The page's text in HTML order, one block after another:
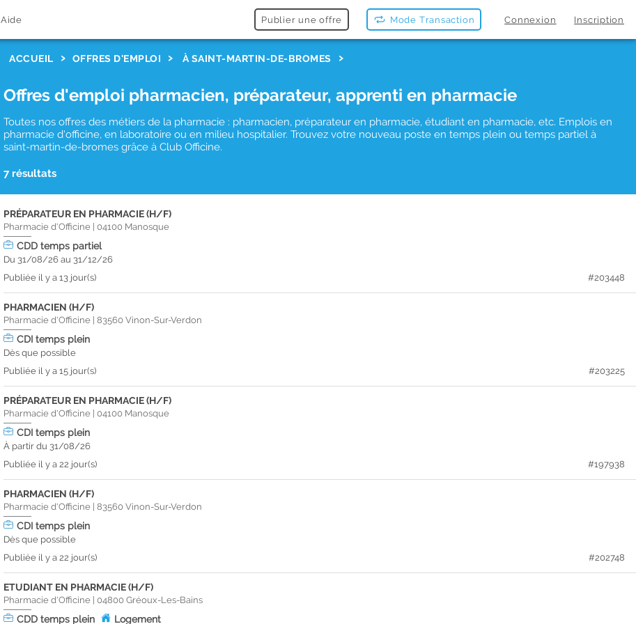
Aide Publier une offre Mode Transaction Connexion Inscription
ACCUEIL OFFRES D'EMPLOI À SAINT-MARTIN-DE-BROMES
Offres d'emploi pharmacien, préparateur, apprenti en pharmacie
Toutes nos offres des métiers de la pharmacie : pharmacien, préparateur en pharmacie, étudiant en pharmacie, etc. Emplois en
pharmacie d'officine, en laboratoire ou en milieu hospitalier. Trouvez votre nouveau poste en temps plein ou temps partiel à
saint-martin-de-bromes grâce à Club Officine.
7 résultats
PRÉPARATEUR EN PHARMACIE (H/F)
Pharmacie d'Officine |04100 Manosque
CDDtemps partiel
Du 31/08/26 au 31/12/26
Publiée il y a 13 jour(s)
#203448
PHARMACIEN (H/F)
Pharmacie d'Officine |83560Vinon-Sur-Verdon
CDItemps plein
Dès que possible
Publiée il y a 15 jour(s)
#203225
PRÉPARATEUR EN PHARMACIE (H/F)
Pharmacie d'Officine |04100 Manosque
CDItemps plein
À partir du 31/08/26
Publiée il y a 22 jour(s)
#197938
PHARMACIEN (H/F)
Pharmacie d'Officine |83560Vinon-Sur-Verdon
CDItemps plein
Dès que possible
Publiée il y a 22 jour(s)
#202748
ETUDIANT EN PHARMACIE (H/F)
Pharmacie d'Officine |04800Gréoux-Les-Bains
CDDtemps plein Logement